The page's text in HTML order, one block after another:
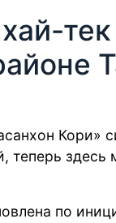
Кори»
теперь
по